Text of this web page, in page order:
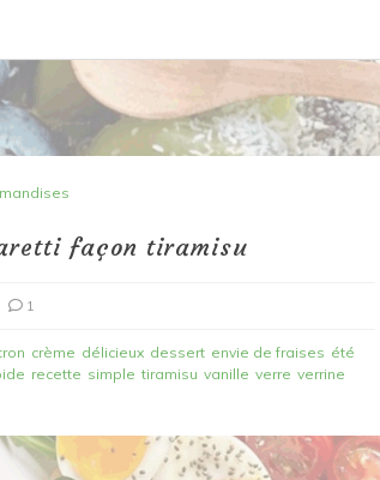
façon tiramisu
1
crème délicieux dessert envie de fraises été
recette simple tiramisu vanille verre verrine